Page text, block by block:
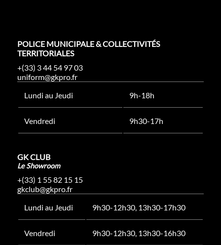
POLICE MUNICIPALE & COLLECTIVITÉS
TERRITORIALES
+(33) 3 44 54 97 03
uniform@gkpro.fr
Lundi au Jeudi
9h-18h
Vendredi 9h30-17h
GK CLUB
Le Showroom
+(33) 1 55 82 15 15
gkclub@gkpro.fr
Lundi au Jeudi
9h30-12h30, 13h30-17h30
Vendredi 9h30-12h30, 13h30-16h30